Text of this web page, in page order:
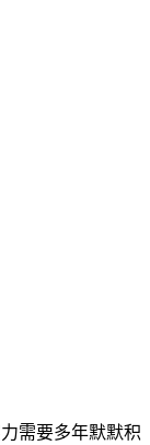
需要多年默默积